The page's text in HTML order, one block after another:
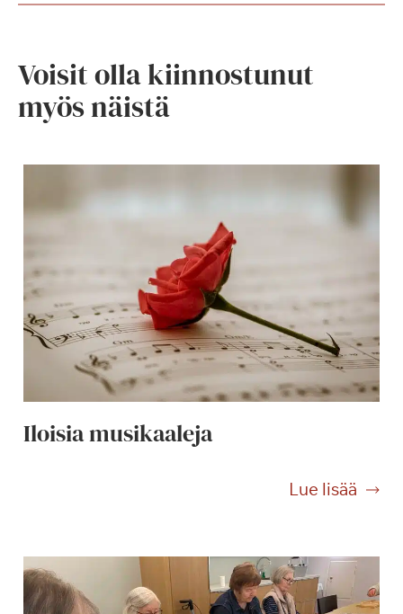
Voisit olla kiinnostunut
myös näistä
Iloisia musikaaleja
Lue lisää
I
i
s
i